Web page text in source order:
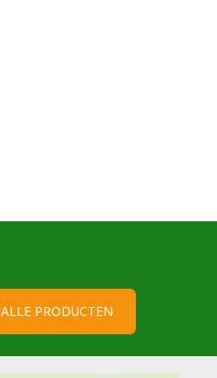
ALLE PRODUCTEN